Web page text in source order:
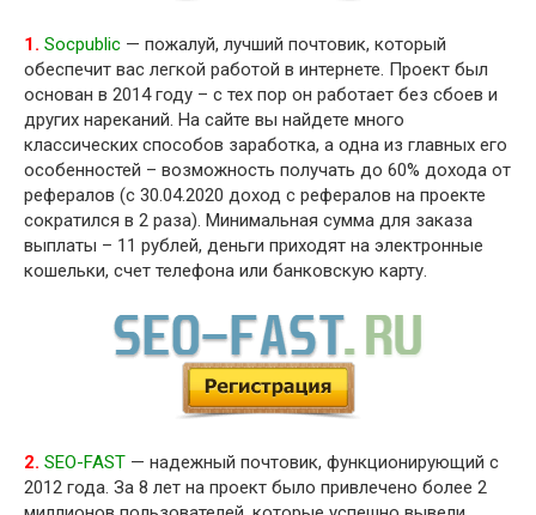
1. Socpublic — пожалуй, лучший почтовик, который
обеспечит вас легкой работой в интернете. Проект был
основан в 2014 году – с тех пор он работает без сбоев и
других нареканий. На сайте вы найдете много
классических способов заработка, а одна из главных его
особенностей – возможность получать до 60% дохода от
рефералов (с 30.04.2020 доход с рефералов на проекте
сократился в 2 раза). Минимальная сумма для заказа
выплаты – 11 рублей, деньги приходят на электронные
кошельки, счет телефона или банковскую карту.
2. SEO-FAST — надежный почтовик, функционирующий с
2012 года. За 8 лет на проект было привлечено более 2